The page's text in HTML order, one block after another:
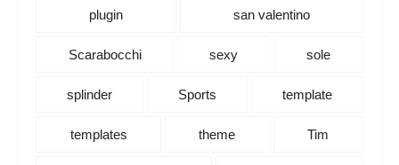
plugin san valentino
Scarabocchi sexy sole
splinder Sports template
templates theme Tim